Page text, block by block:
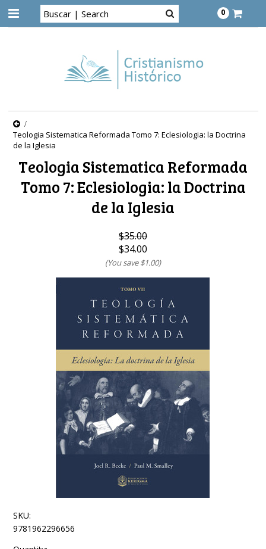
0
Teologia Sistematica Reformada Tomo 7: Eclesiologia: la Doctrina
de la Iglesia
Teologia Sistematica Reformada
Tomo 7: Eclesiologia: la Doctrina
de la Iglesia
$35.00
$34.00
(You save$1.00)
SKU:
9781962296656